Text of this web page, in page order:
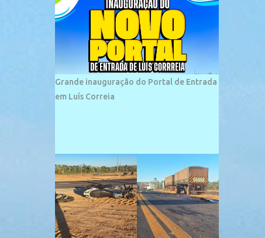
extensão, chegando a mais ou menos a 1,5
km de paisagens exuberantes. Possui ondas
suaves devido ao extensivo molhe de pedras
que não chegam a 2 metros de altura, não
apresentando dunas em seu espaço
geográfico. Não se sabe ao certo porque a
praia leva esse nome, e muitas das suas
vizinhos. O bairro onde se localiza a praia é
palco de amplos investimentos e projetos
grandiosos como hotéis, pousadas e
residências de veraneio de grande porte. O
maior empreendimento fixado nessa área é
o SESC Praia, inaugurado em 12 de julho de
Grande inauguração do Portal de Entrada
em Luís Correia